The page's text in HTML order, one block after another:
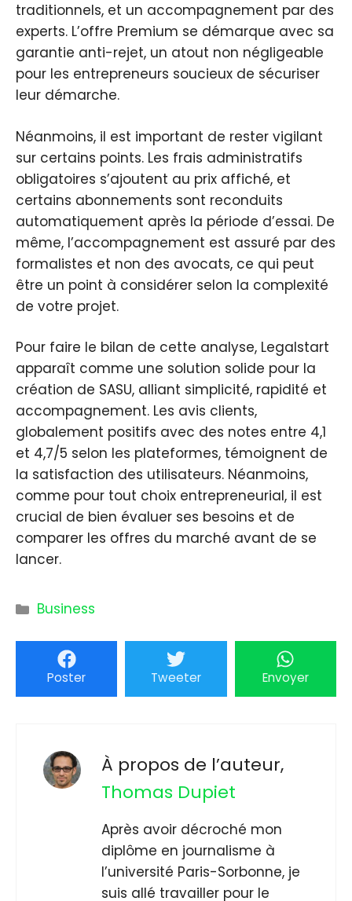
traditionnels, et un accompagnement par des
experts. L’offre Premium se démarque avec sa
garantie anti-rejet, un atout non négligeable
pour les entrepreneurs soucieux de sécuriser
leur démarche.
Néanmoins, il est important de rester vigilant
sur certains points. Les frais administratifs
obligatoires s’ajoutent au prix affiché, et
certains abonnements sont reconduits
automatiquement après la période d’essai. De
même, l’accompagnement est assuré par des
formalistes et non des avocats, ce qui peut
être un point à considérer selon la complexité
de votre projet.
Pour faire le bilan de cette analyse, Legalstart
apparaît comme une solution solide pour la
création de SASU, alliant simplicité, rapidité et
accompagnement. Les avis clients,
globalement positifs avec des notes entre 4,1
et 4,7/5 selon les plateformes, témoignent de
la satisfaction des utilisateurs. Néanmoins,
comme pour tout choix entrepreneurial, il est
crucial de bien évaluer ses besoins et de
comparer les offres du marché avant de se
lancer.
Catégories
Business
Poster Tweeter Envoyer
À propos de l’auteur,
Thomas Dupiet
Après avoir décroché mon
diplôme en journalisme à
l’université Paris-Sorbonne, je
suis allé travailler pour le